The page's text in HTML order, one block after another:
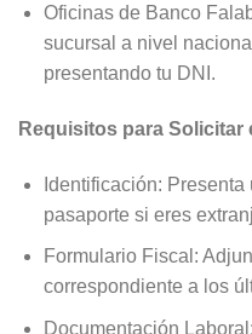
Oficinas de Banco
sucursal a nivel
presentando tu DNI.
Requisitos para Solicitar
Identificación:
pasaporte si eres
Formulario Fiscal:
correspondiente a los
Documentación